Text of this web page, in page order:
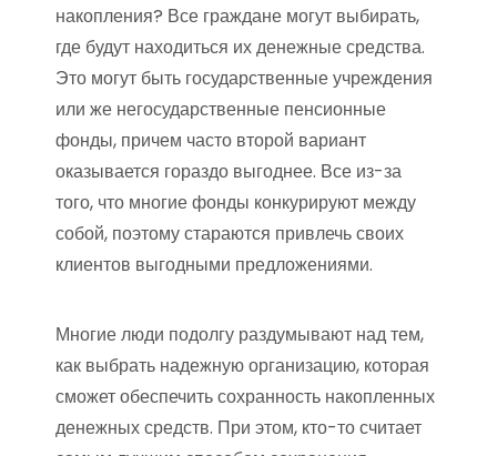
накопления? Все граждане могут выбирать,
где будут находиться их денежные средства.
Это могут быть государственные учреждения
или же негосударственные пенсионные
фонды, причем часто второй вариант
оказывается гораздо выгоднее. Все из-за
того, что многие фонды конкурируют между
собой, поэтому стараются привлечь своих
клиентов выгодными предложениями.
Многие люди подолгу раздумывают над тем,
как выбрать надежную организацию, которая
сможет обеспечить сохранность накопленных
денежных средств. При этом, кто-то считает